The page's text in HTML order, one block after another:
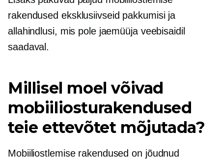
rakendused eksklusiivseid pakkumisi ja
allahindlusi, mis pole jaemüüja veebisaidil
saadaval.
Millisel moel võivad
mobiiliosturakendused
teie ettevõtet mõjutada?
Mobiiliostlemise rakendused on jõudnud